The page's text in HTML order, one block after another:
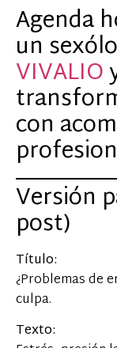
Agenda
un
VIVALIO
con
Versión
post)
Título:
¿Problemas de
culpa.
Texto: